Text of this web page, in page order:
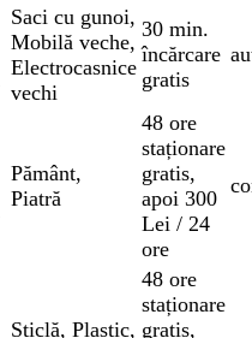
Saci cu gunoi,
Mobilă veche,
Electrocasnice
vechi
30 min.
încărcare
gratis
Pământ,
Piatră
48 ore
staționare
gratis,
apoi 300
Lei / 24
ore
Sticlă, Plastic,
48 ore
staționare
gratis,